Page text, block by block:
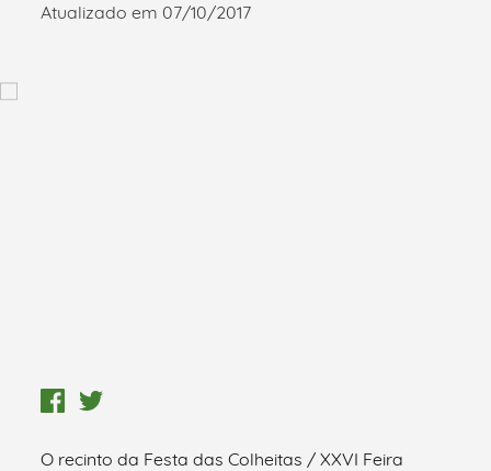
Filtros
Atualizado em 07/10/2017
O recinto da Festa das Colheitas / XXVI Feira